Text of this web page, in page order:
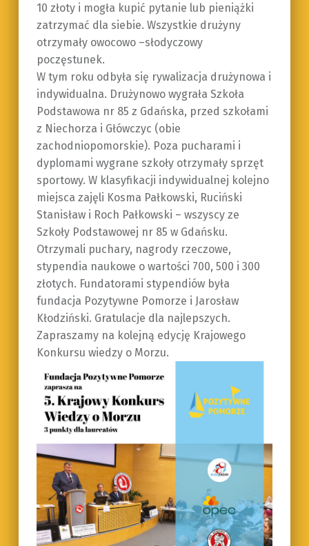
10 złoty i mogła kupić pytanie lub pieniążki
zatrzymać dla siebie. Wszystkie drużyny
otrzymały owocowo –słodyczowy
poczęstunek.
W tym roku odbyła się rywalizacja drużynowa i
indywidualna. Drużynowo wygrała Szkoła
Podstawowa nr 85 z Gdańska, przed szkołami
z Niechorza i Główczyc (obie
zachodniopomorskie). Poza pucharami i
dyplomami wygrane szkoły otrzymały sprzęt
sportowy. W klasyfikacji indywidualnej kolejno
miejsca zajęli Kosma Pałkowski, Ruciński
Stanisław i Roch Pałkowski – wszyscy ze
Szkoły Podstawowej nr 85 w Gdańsku.
Otrzymali puchary, nagrody rzeczowe,
stypendia naukowe o wartości 700, 500 i 300
złotych. Fundatorami stypendiów była
fundacja Pozytywne Pomorze i Jarosław
Kłodziński. Gratulacje dla najlepszych.
Zapraszamy na kolejną edycję Krajowego
Konkursu wiedzy o Morzu.